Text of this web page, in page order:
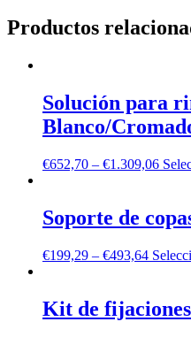
Productos
Solución para
Blanco/
€652,70 – €1.309,06
Soporte de
€199,29 – €493,64
Kit de